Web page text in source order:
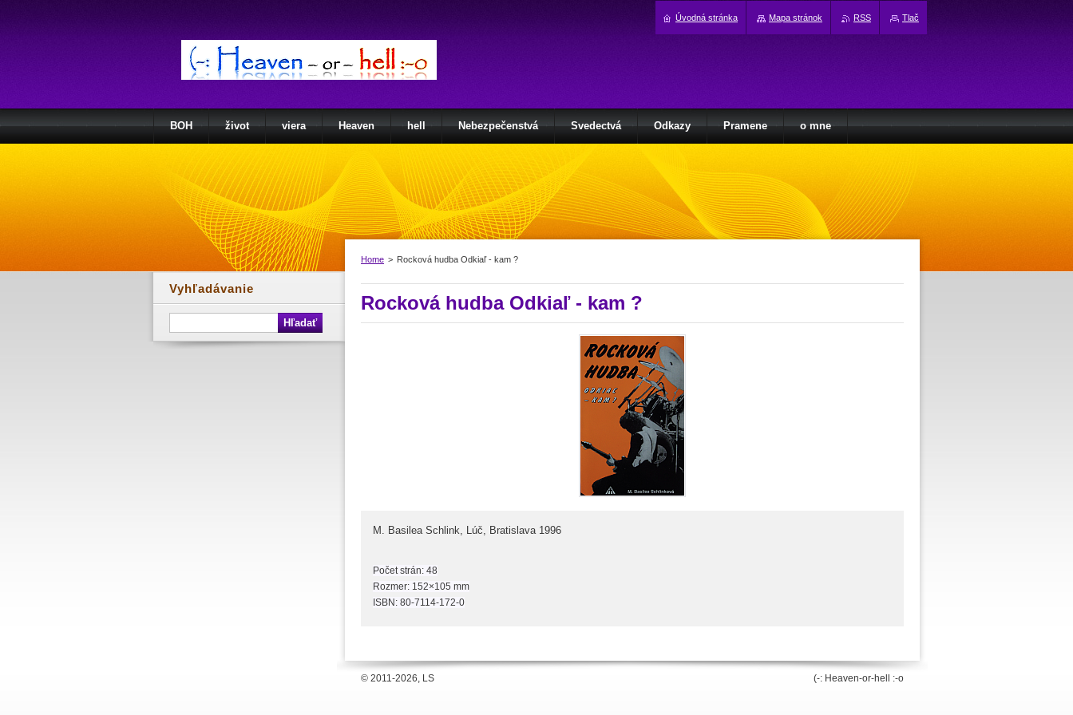
Home > Rocková hudba Odkiaľ - kam ?
Rocková hudba Odkiaľ - kam ?
M. Basilea Schlink, Lúč, Bratislava 1996
Počet strán: 48
Rozmer: 152×105 mm
ISBN: 80-7114-172-0
Vyhľadávanie
BOH život viera Heaven hell Nebezpečenstvá Svedectvá Odkazy Pramene o mne
© 2011-2026, LS (-: Heaven-or-hell :-o
Úvodná stránka Mapa stránok RSS Tlač